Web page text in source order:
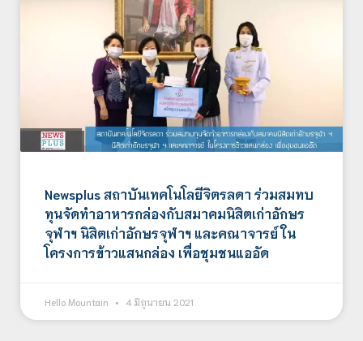
Newsplus สถาบันเทคโนโลยีจิตรลดา ร่วมสมทบ
ทุนจัดทำอาหารกล่องกับสมาคมนิสิตเก่าอักษร
จุฬาฯ นิสิตเก่าอักษรจุฬาฯ และคณาจารย์ ใน
โครงการข้าวแสนกล่อง เพื่อชุมชนแออัด
Hello Mountain 4 มิถุนายน 2021